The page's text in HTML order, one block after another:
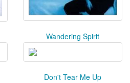
Wandering Spirit
Don't Tear Me Up